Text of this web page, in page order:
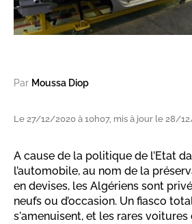
Par Moussa Diop
Le 27/12/2020 à 10h07, mis à jour le 28/
A cause de la politique de l’Etat
l’automobile, au nom de la
en devises, les Algériens sont
neufs ou d’occasion. Un fiasco
s'amenuisent, et les rares voitures